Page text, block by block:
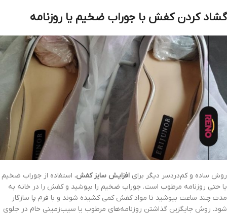
گشاد کردن کفش با جوراب ضخیم یا روزنامه
روش ساده و کم‌دردسر دیگر برای افزایش سایز کفش، استفاده از جوراب ضخیم
یا حتی روزنامه مرطوب است. جوراب ضخیم را بپوشید و کفش را در خانه به
مدت چند ساعت بپوشید تا مواد کفش کمی کشیده شوند و با فرم پا سازگار
شود. روش جایگزین گذاشتن روزنامه‌های مرطوب یا سیب‌زمینی خام در جلوی